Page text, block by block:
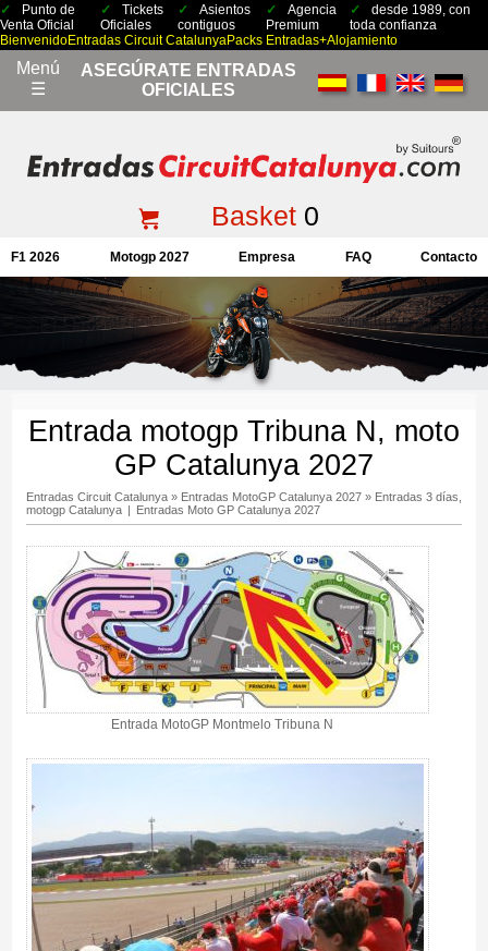
Punto de
Venta Oficial
Tickets
Oficiales
Asientos
contiguos
Agencia
Premium
desde 1989, con
toda confianza
BienvenidoEntradas Circuit CatalunyaPacks Entradas+Alojamiento
Menú
☰
ASEGÚRATE ENTRADAS
OFICIALES
Basket0
F1 2026 Motogp 2027 Empresa FAQ Contacto
Entrada motogp Tribuna N, moto
GP Catalunya 2027
Entradas Circuit Catalunya» Entradas MotoGP Catalunya 2027» Entradas 3 días,
motogp Catalunya | Entradas Moto GP Catalunya 2027
Entrada MotoGP Montmelo Tribuna N